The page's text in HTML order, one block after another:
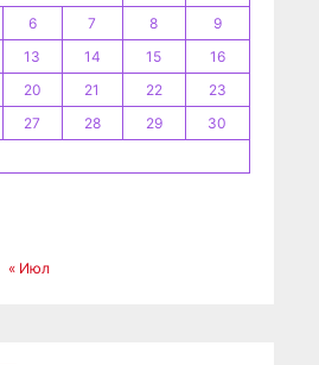
6 7 8
9
13 14 15
16
20 21 22
23
27 28 29
30
« Июл